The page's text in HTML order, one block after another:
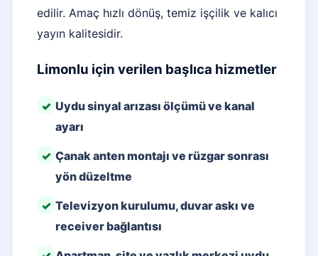
edilir. Amaç hızlı dönüş, temiz işçilik ve kalıcı
yayın kalitesidir.
Limonlu için verilen başlıca hizmetler
Uydu sinyal arızası ölçümü ve kanal
ayarı
Çanak anten montajı ve rüzgar sonrası
yön düzeltme
Televizyon kurulumu, duvar askı ve
receiver bağlantısı